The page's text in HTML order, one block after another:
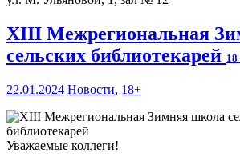
XIII Межрегиональная
сельских библиотекарей
22.01.2024 Новости, 18+
Уважаемые коллеги!